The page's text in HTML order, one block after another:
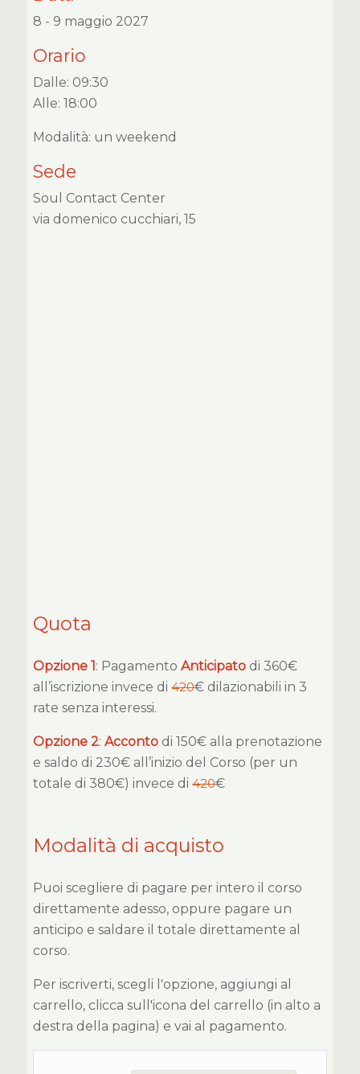
8 - 9 maggio 2027
Orario
Dalle: 09:30
Alle: 18:00
Modalità: un weekend
Sede
Soul Contact Center
via domenico cucchiari, 15
Quota
Opzione 1 : PagamentoAnticipato di 360€
all’iscrizione invece di420€ dilazionabili in 3
rate senza interessi.
Opzione 2:Acconto di 150€ alla prenotazione
e saldo di 230€ all’inizio del Corso (per un
totale di 380€) invece di420€
Modalità di acquisto
Puoi scegliere di pagare per intero il corso
direttamente adesso, oppure pagare un
anticipo e saldare il totale direttamente al
corso.
Per iscriverti, scegli l'opzione, aggiungi al
carrello, clicca sull'icona del carrello (in alto a
destra della pagina) e vai al pagamento.